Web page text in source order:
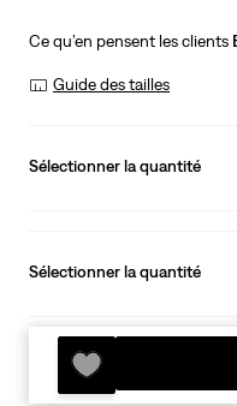
Ce qu’en pensent les clients
Guide des tailles
Sélectionner la quantité
Sélectionner la quantité